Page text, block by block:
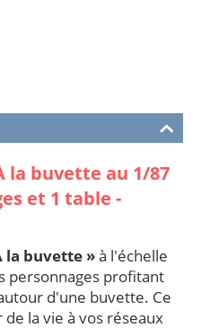
la buvette au 1/87
et 1 table -
la buvette »à l'échelle
personnages profitant
d'une buvette. Ce
la vie à vos réseaux